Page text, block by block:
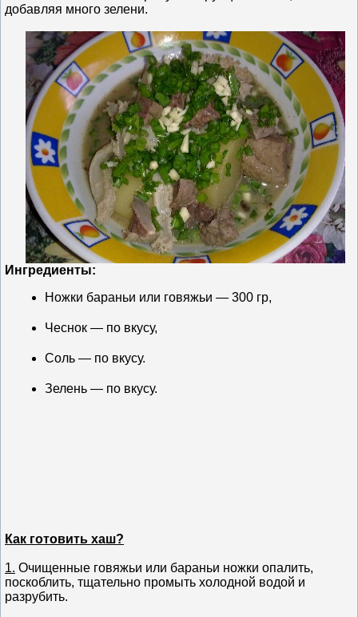
добавляя много зелени.
Ингредиенты:
Ножки бараньи или говяжьи — 300 гр,
Чеснок — по вкусу,
Соль — по вкусу.
Зелень — по вкусу.
Как готовить хаш?
1. Очищенные говяжьи или бараньи ножки опалить,
поскоблить, тщательно промыть холодной водой и
разрубить.